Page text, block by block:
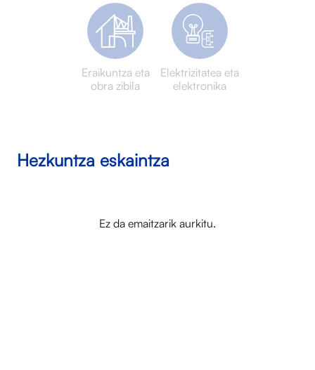
Eraikuntza eta
obra zibila
Elektrizitatea eta
elektronika
Hezkuntza eskaintza
Ez da emaitzarik aurkitu.